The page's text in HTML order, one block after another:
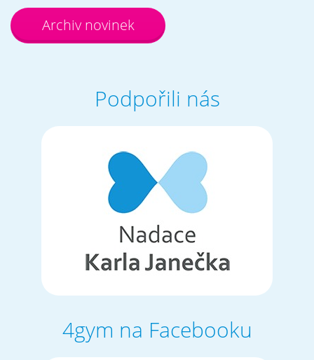
Archiv novinek
Podpořili nás
4gym na Facebooku